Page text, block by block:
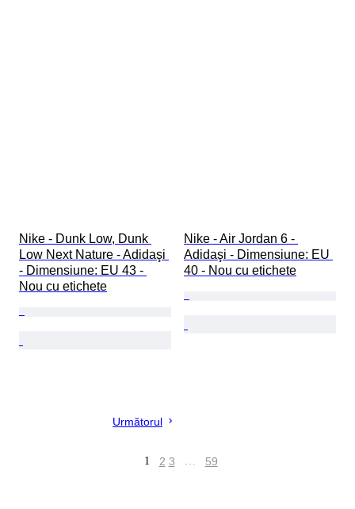
Nike - Dunk Low, Dunk
Low Next Nature - Adidaşi
- Dimensiune: EU 43 -
Nou cu etichete
Nike - Air Jordan 6 -
Adidaşi - Dimensiune: EU
40 - Nou cu etichete
Următorul
1 2 3 … 59